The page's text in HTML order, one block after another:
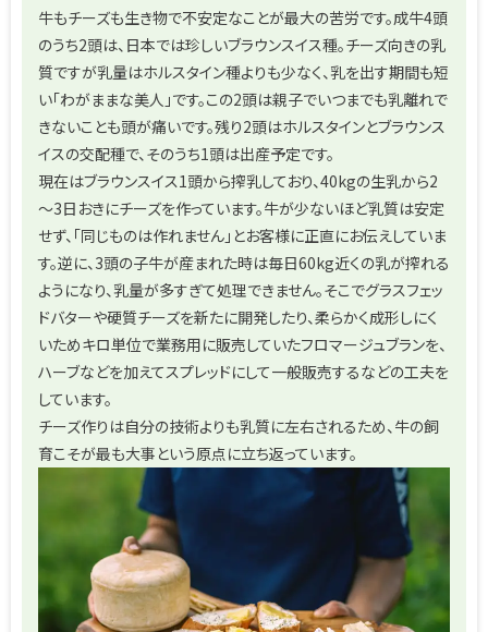
牛もチーズも生き物で不安定なことが最大の苦労です。成牛4頭
のうち2頭は、日本では珍しいブラウンスイス種。チーズ向きの乳
質ですが乳量はホルスタイン種よりも少なく、乳を出す期間も短
い「わがままな美人」です。この2頭は親子でいつまでも乳離れで
きないことも頭が痛いです。残り2頭はホルスタインとブラウンス
イスの交配種で、そのうち1頭は出産予定です。
現在はブラウンスイス1頭から搾乳しており、40kgの生乳から2
～3日おきにチーズを作っています。牛が少ないほど乳質は安定
せず、「同じものは作れません」とお客様に正直にお伝えしていま
す。逆に、3頭の子牛が産まれた時は毎日60kg近くの乳が搾れる
ようになり、乳量が多すぎて処理できません。そこでグラスフェッ
ドバターや硬質チーズを新たに開発したり、柔らかく成形しにく
いためキロ単位で業務用に販売していたフロマージュブランを、
ハーブなどを加えてスプレッドにして一般販売するなどの工夫を
しています。
チーズ作りは自分の技術よりも乳質に左右されるため、牛の飼
育こそが最も大事という原点に立ち返っています。